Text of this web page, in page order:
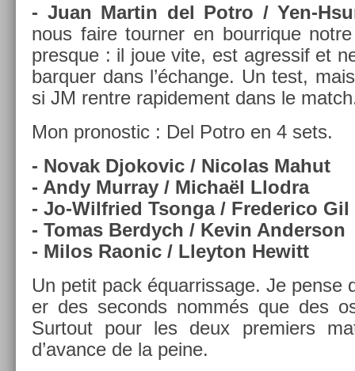
- Juan Mar­tin del Potro / Yen-
nous faire tourn­er en bour­rique
pre­sque : il joue vite, est ag­ressif et
bar­qu­er dans l’échan­ge. Un test,
si JM re­ntre rapide­ment dans le
Mon pro­nos­tic : Del Potro en 4 sets.
- Novak Djokovic / Nicolas Mahut
- Andy Mur­ray / Michaël Llod­ra
- Jo-Wilfried Tson­ga / Frederico Gil
- Tomas Be­rdych / Kevin An­der­son
- Milos Raonic / Lleyton Hewitt
Un petit pack équar­rissage. Je pense
er des seconds nommés que des
Sur­tout pour les deux pre­mi­ers
d’avan­ce de la peine.